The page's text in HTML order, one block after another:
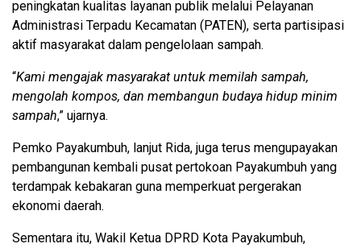
peningkatan kualitas layanan publik melalui Pelayanan
Administrasi Terpadu Kecamatan (PATEN), serta partisipasi
aktif masyarakat dalam pengelolaan sampah.
“Kami mengajak masyarakat untuk memilah sampah,
mengolah kompos, dan membangun budaya hidup minim
sampah,” ujarnya.
Pemko Payakumbuh, lanjut Rida, juga terus mengupayakan
pembangunan kembali pusat pertokoan Payakumbuh yang
terdampak kebakaran guna memperkuat pergerakan
ekonomi daerah.
Sementara itu, Wakil Ketua DPRD Kota Payakumbuh,